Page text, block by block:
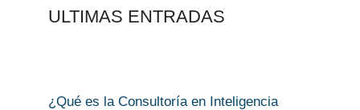
ULTIMAS ENTRADAS
¿Qué es la Consultoría en Inteligencia